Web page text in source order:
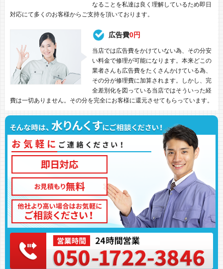
なることを私達は良く理解しているため即日
対応にて多くのお客様からご支持を頂いております。
広告費0円
当店では広告費をかけていない為、その分安
い料金で修理が可能になります。本来どこの
業者さんも広告費をたくさんかけている為、
その分が修理費に加算されます。しかし、完
全差別化を図っている当店ではそういった経
費は一切ありません。その分を完全にお客様に還元させてもらっています。